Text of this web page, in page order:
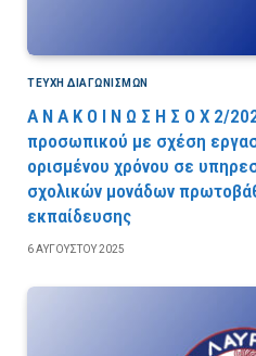
ΤΕΎΧΗ ΔΙΑΓΩΝΙΣΜΏΝ
Α Ν Α Κ Ο Ι Ν Ω Σ Η Σ Ο Χ 2/
προσωπικού με σχέση
ορισμένου χρόνου σε
σχολικών μονάδων
εκπαίδευσης
6 ΑΥΓΟΎΣΤΟΥ 2025